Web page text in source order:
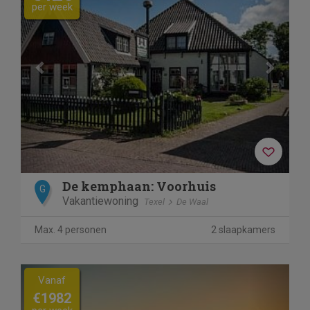
per week
G De kemphaan: Voorhuis
Vakantiewoning Texel De Waal
Max. 4 personen 2 slaapkamers
Previous
Vanaf
€1982